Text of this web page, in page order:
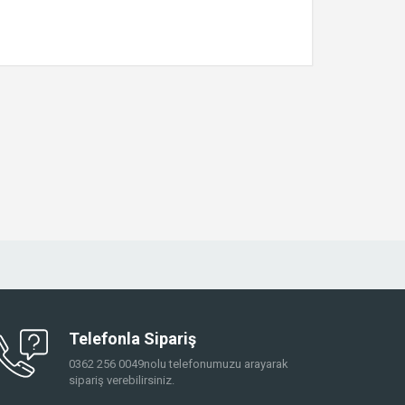
Telefonla Sipariş
0362 256 0049nolu telefonumuzu arayarak
sipariş verebilirsiniz.